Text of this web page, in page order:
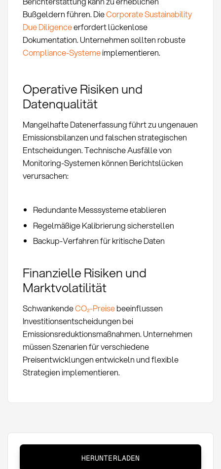
Bußgeldern führen. DieCorporate Sustainability
Due Diligenceerfordert lückenlose
Dokumentation. Unternehmen sollten robuste
Compliance-Systemeimplementieren.
Operative Risiken und
Datenqualität
Mangelhafte Datenerfassung führt zu ungenauen
Emissionsbilanzen und falschen strategischen
Entscheidungen. Technische Ausfälle von
Monitoring-Systemen können Berichtslücken
verursachen:
Redundante Messsysteme etablieren
Regelmäßige Kalibrierung sicherstellen
Backup-Verfahren für kritische Daten
Finanzielle Risiken und
Marktvolatilität
SchwankendeCO₂-Preisebeeinflussen
Investitionsentscheidungen bei
Emissionsreduktionsmaßnahmen. Unternehmen
müssen Szenarien für verschiedene
Preisentwicklungen entwickeln und flexible
Strategien implementieren.
HERUNTERLADEN